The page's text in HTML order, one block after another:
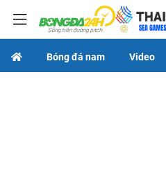
Bóng đá nam Video